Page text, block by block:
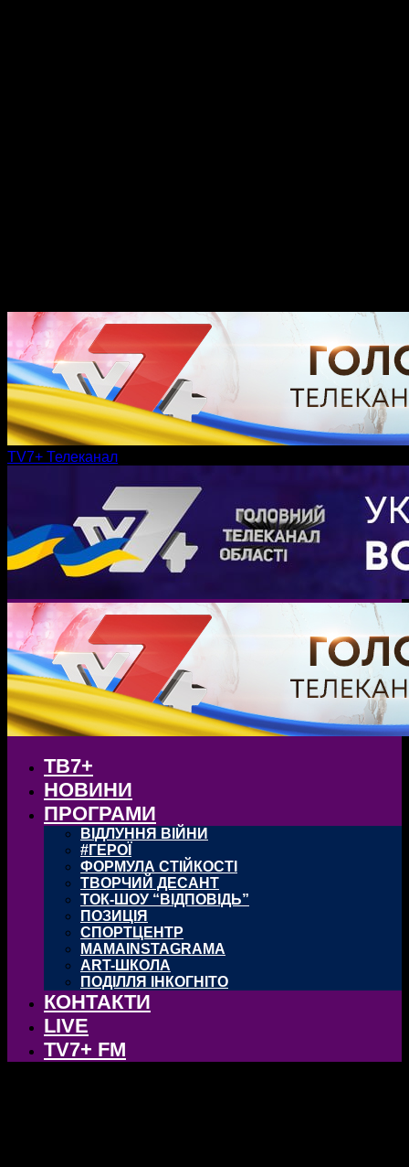
TV7+ Телеканал
ТВ7+
НОВИНИ
ПРОГРАМИ
ВІДЛУННЯ ВІЙНИ
#ГЕРОЇ
ФОРМУЛА СТІЙКОСТІ
ТВОРЧИЙ ДЕСАНТ
ТОК-ШОУ “ВІДПОВІДЬ”
ПОЗИЦІЯ
СПОРТЦЕНТР
MAMAINSTAGRAMA
ART-ШКОЛА
ПОДІЛЛЯ ІНКОГНІТО
КОНТАКТИ
LIVE
TV7+ FM